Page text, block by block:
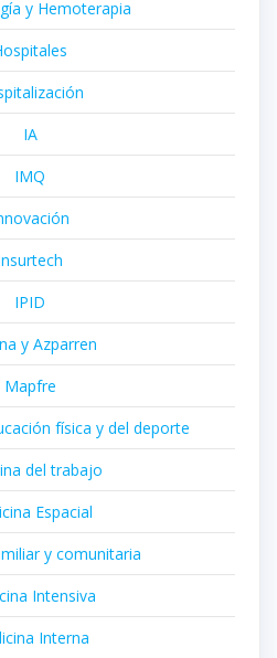
y Hemoterapia
IA
IMQ
IPID
y Azparren
Mapfre
física y del deporte
del trabajo
Espacial
y comunitaria
Intensiva
Interna